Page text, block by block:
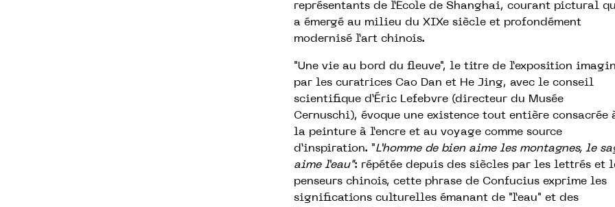
représentants de l’École de Shanghai, courant pictural
a émergé au milieu du XIXe siècle et profondément
modernisé l’art chinois.
"Une vie au bord du fleuve", le titre de l’exposition
par les curatrices Cao Dan et He Jing, avec le conseil
scientifique d’Éric Lefebvre (directeur du Musée
Cernuschi), évoque une existence tout entière consacrée
la peinture à l’encre et au voyage comme source
d’inspiration. "L’homme de bien aime les montagnes, le
aime l’eau": répétée depuis des siècles par les lettrés et
penseurs chinois, cette phrase de Confucius exprime les
significations culturelles émanant de "l’eau" et des